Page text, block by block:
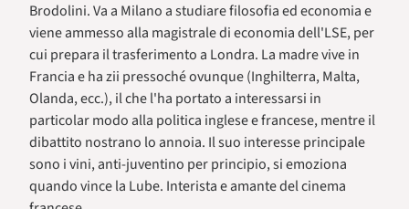
Brodolini. Va a Milano a studiare filosofia ed economia e
viene ammesso alla magistrale di economia dell'LSE, per
cui prepara il trasferimento a Londra. La madre vive in
Francia e ha zii pressoché ovunque (Inghilterra, Malta,
Olanda, ecc.), il che l'ha portato a interessarsi in
particolar modo alla politica inglese e francese, mentre il
dibattito nostrano lo annoia. Il suo interesse principale
sono i vini, anti-juventino per principio, si emoziona
quando vince la Lube. Interista e amante del cinema